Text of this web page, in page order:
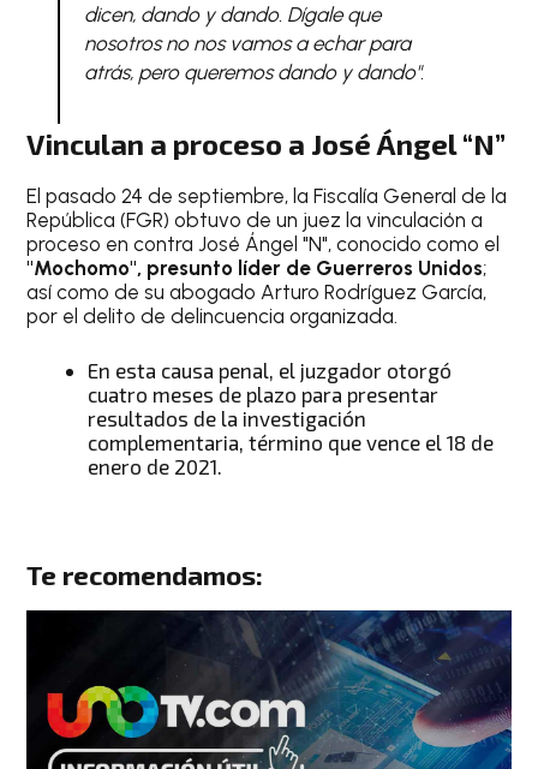
dicen, dando y dando. Dígale que
nosotros no nos vamos a echar para
atrás, pero queremos dando y dando".
Vinculan a proceso a José Ángel “N”
El pasado 24 de septiembre, la Fiscalía General de la
República (FGR) obtuvo de un juez la vinculación a
proceso en contra José Ángel "N", conocido como el
"Mochomo", presunto líder de Guerreros Unidos;
así como de su abogado Arturo Rodríguez García,
por el delito de delincuencia organizada.
En esta causa penal, el juzgador otorgó
cuatro meses de plazo para presentar
resultados de la investigación
complementaria, término que vence el 18 de
enero de 2021.
Te recomendamos: